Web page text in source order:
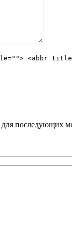
<abbr
для последующих